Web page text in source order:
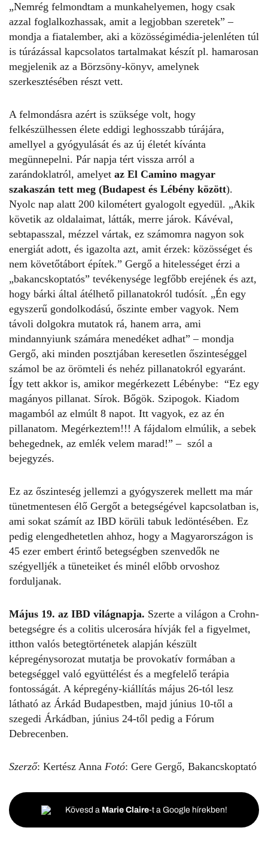
„Nemrég felmondtam a munkahelyemen, hogy csak
azzal foglalkozhassak, amit a legjobban szeretek” –
mondja a fiatalember, aki a közösségimédia-jelenléten túl
is túrázással kapcsolatos tartalmakat készít pl. hamarosan
megjelenik az a Börzsöny-könyv, amelynek
szerkesztésében részt vett.
A felmondásra azért is szüksége volt, hogy
felkészülhessen élete eddigi leghosszabb túrájára,
amellyel a gyógyulását és az új életét kívánta
megünnepelni. Pár napja tért vissza arról a
zarándoklatról, amelyet az El Camino magyar
szakaszán tett meg (Budapest és Lébény között).
Nyolc nap alatt 200 kilométert gyalogolt egyedül. „Akik
követik az oldalaimat, látták, merre járok. Kávéval,
sebtapasszal, mézzel vártak, ez számomra nagyon sok
energiát adott, és igazolta azt, amit érzek: közösséget és
nem követőtábort építek.” Gergő a hitelességet érzi a
„bakancskoptatós” tevékenysége legfőbb erejének és azt,
hogy bárki által átélhető pillanatokról tudósít. „Én egy
egyszerű gondolkodású, őszinte ember vagyok. Nem
távoli dolgokra mutatok rá, hanem arra, ami
mindannyiunk számára menedéket adhat” – mondja
Gergő, aki minden posztjában keresetlen őszinteséggel
számol be az örömteli és nehéz pillanatokról egyaránt.
Így tett akkor is, amikor megérkezett Lébénybe: “Ez egy
magányos pillanat. Sírok. Bőgök. Szipogok. Kiadom
magamból az elmúlt 8 napot. Itt vagyok, ez az én
pillanatom. Megérkeztem!!! A fájdalom elmúlik, a sebek
behegednek, az emlék velem marad!” – szól a
bejegyzés.
Ez az őszinteség jellemzi a gyógyszerek mellett ma már
tünetmentesen élő Gergőt a betegségével kapcsolatban is,
ami sokat számít az IBD körüli tabuk ledöntésében. Ez
pedig elengedhetetlen ahhoz, hogy a Magyarországon is
45 ezer embert érintő betegségben szenvedők ne
szégyelljék a tüneteiket és minél előbb orvoshoz
forduljanak.
Május 19. az IBD világnapja. Szerte a világon a Crohn-
betegségre és a colitis ulcerosára hívják fel a figyelmet,
itthon valós betegtörténetek alapján készült
képregénysorozat mutatja be provokatív formában a
betegséggel való együttélést és a megfelelő terápia
fontosságát. A képregény-kiállítás május 26-tól lesz
látható az Árkád Budapestben, majd június 10-től a
szegedi Árkádban, június 24-től pedig a Fórum
Debrecenben.
Szerző: Kertész Anna Fotó: Gere Gergő, Bakancskoptató
Kövesd a Marie Claire-t a Google hírekben!